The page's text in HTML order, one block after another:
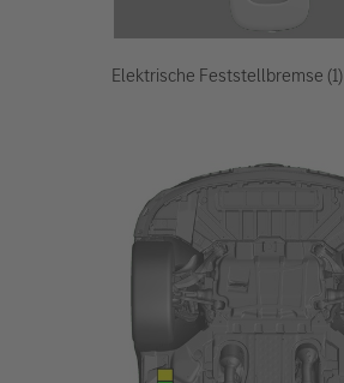
Elektrische Feststellbremse (1)